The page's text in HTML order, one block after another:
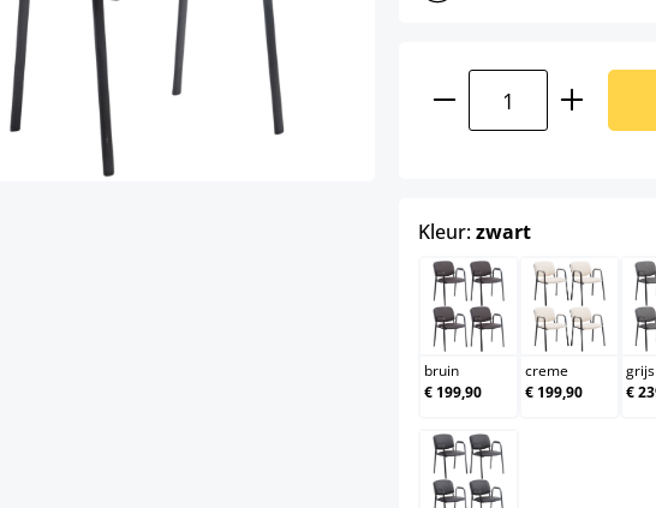
Kleur:zwartselect
bruin
bruin
€ 199,90
creme
creme
€ 199,90
grijs
€
zwart